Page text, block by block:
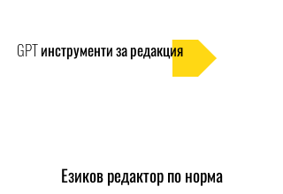
GPT инструменти за редакция
Езиков редактор по норма